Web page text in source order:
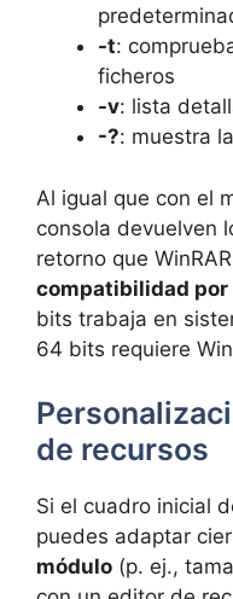
-t:
ficheros
-v: lista
-?: muestra
Al igual que con el
consola devuelven
retorno que
compatibilidad
bits trabaja en
64 bits requiere
de recursos
Si el cuadro inicial
puedes adaptar
módulo (p. ej.,